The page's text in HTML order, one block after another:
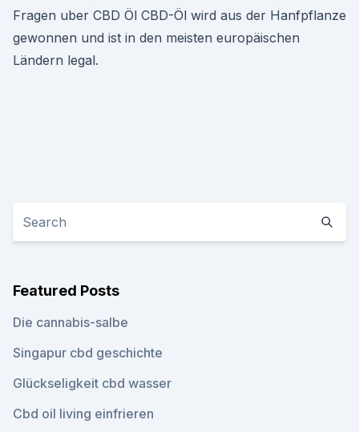
Fragen uber CBD Öl CBD-Öl wird aus der Hanfpflanze
gewonnen und ist in den meisten europäischen
Ländern legal.
Featured Posts
Die cannabis-salbe
Singapur cbd geschichte
Glückseligkeit cbd wasser
Cbd oil living einfrieren